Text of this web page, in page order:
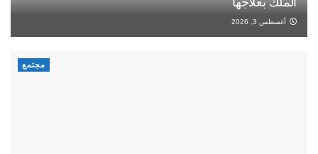
أغسطس 3, 2026
مجتمع